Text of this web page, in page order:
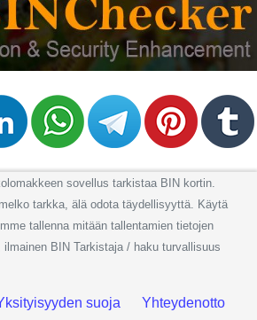
sovellus tarkistaa BIN kortin.
tarkka, älä odota täydellisyyttä. Käytä
tallenna mitään tallentamien tietojen
BIN Tarkistaja / haku turvallisuus
suoja Yhteydenotto